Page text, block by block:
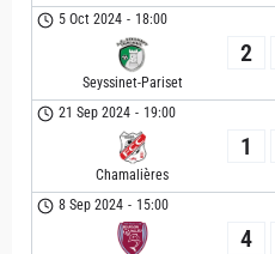
5 Oct 2024 - 18:00
Seyssinet-Pariset
2
21 Sep 2024 - 19:00
Chamalières
1
8 Sep 2024 - 15:00
4